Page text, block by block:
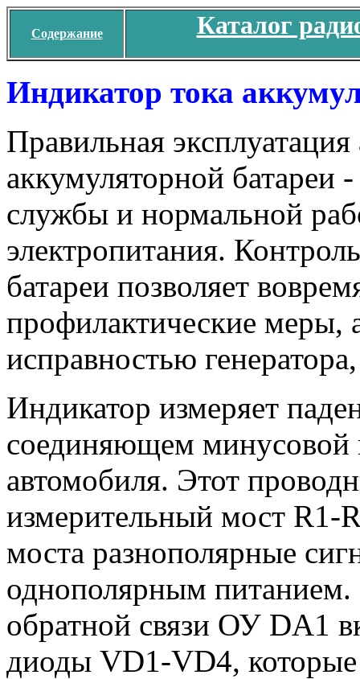
Содержание Каталог
Индикатор тока
Правильная
аккумуляторной батареи
службы и нормальной
электропитания.
батареи позволяет
профилактические меры,
исправностью
Индикатор измеряет
соединяющем минусовой
автомобиля. Этот
измерительный мост R1-
моста разнополярные
однополярным питанием.
обратной связи ОУ DA1
диоды VD1-VD4,